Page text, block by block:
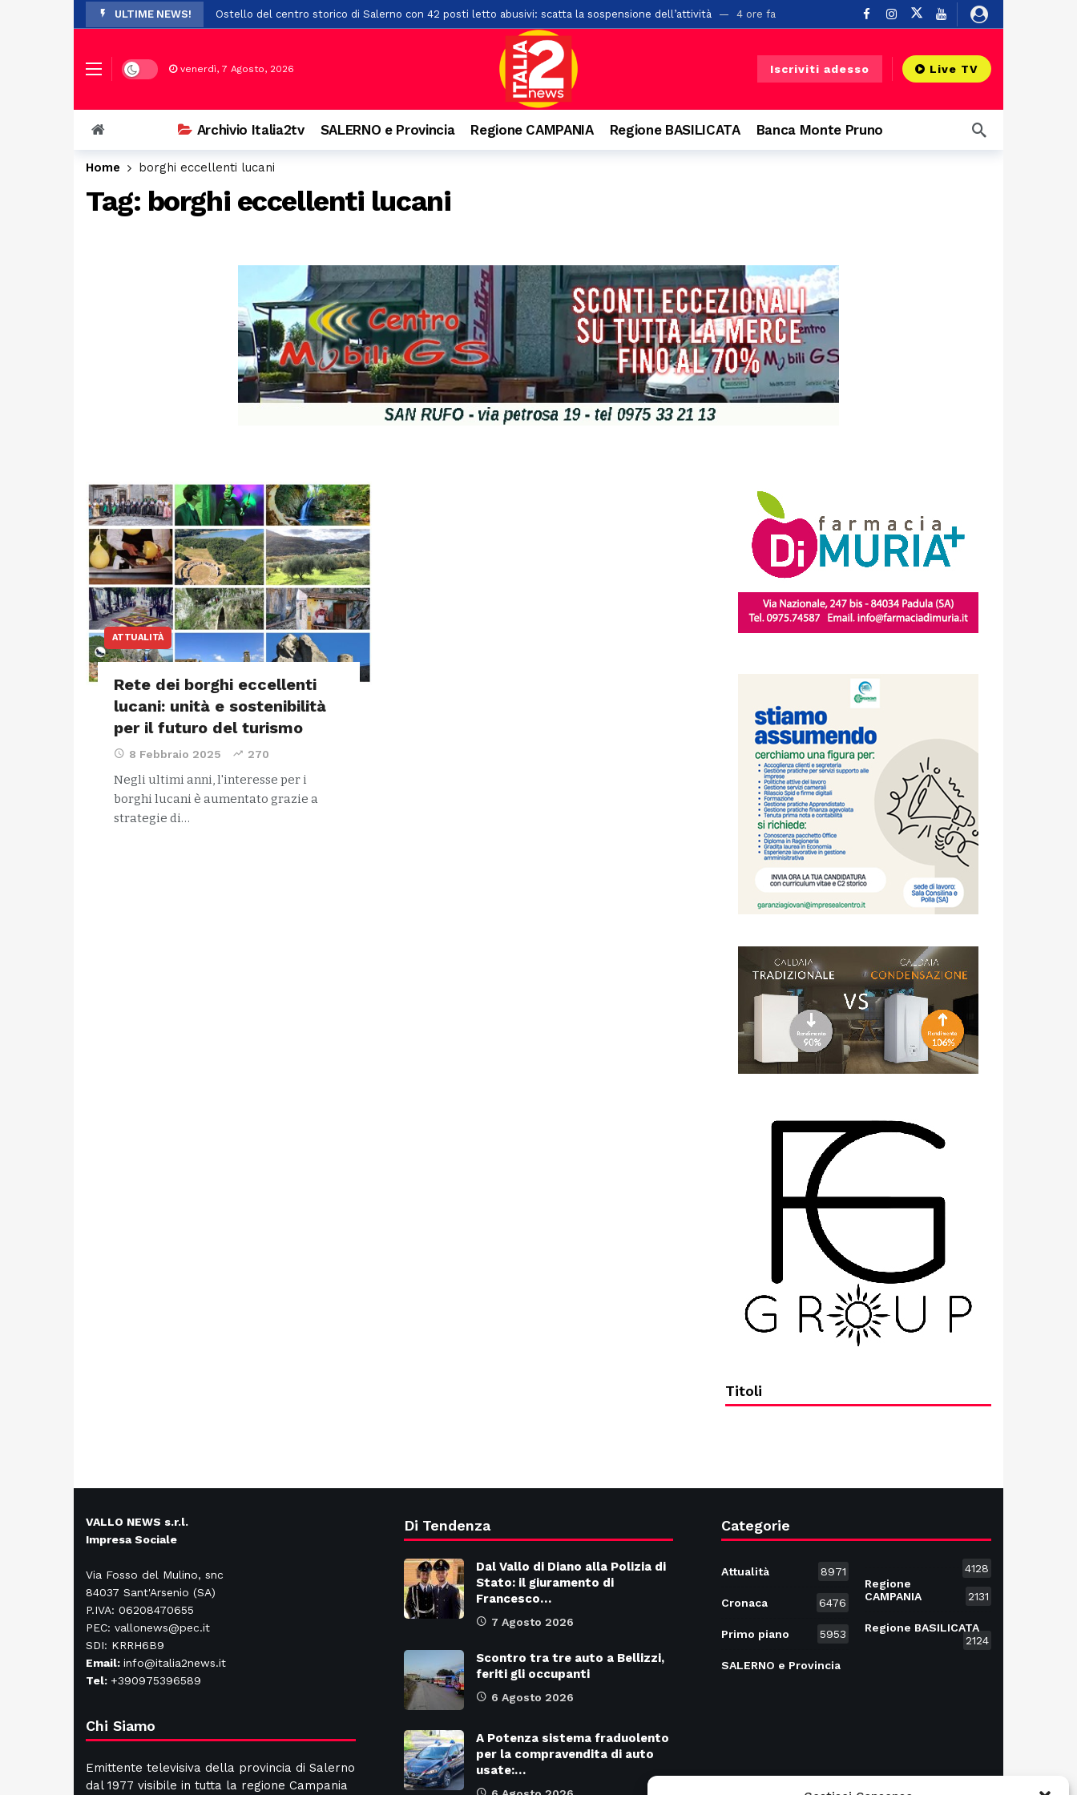
ULTIME NEWS! Ostello del centro storico di Salerno con 42 posti letto abusivi: scatta la sospensione dell’attività 4 ore fa
Addio a Francesco Guccini: il cantautore della schiena dritta e quella campana arrivata dal Vallo di Diano
Prodotti non sicuri, sequestrati oltre 2mila articoli nel potentino: otto commercianti segnalati
Vasto incendio a San Chirico. Denunciato 63enne: ha acceso il fuoco per bruciare un nido di vespe
Auto si ribalta più volte nella rotatoria a Pontecagnano: un giovane finisce in ospedale
Esodo di Ferragosto, traffico da bollino nero sulla A2 e sulle strade campane
Dark mode venerdì, 7 Agosto, 2026 Iscriviti adesso Live TV
Archivio Italia2tv SALERNO e Provincia Regione CAMPANIA Regione BASILICATA Banca Monte Pruno
Home borghi eccellenti lucani
Tag: borghi eccellenti lucani
ATTUALITÀ
Rete dei borghi eccellenti
lucani: unità e sostenibilità
per il futuro del turismo
8 Febbraio 2025 270
Negli ultimi anni, l'interesse per i
borghi lucani è aumentato grazie a
strategie di…
Titoli
VALLO NEWS s.r.l.
Impresa Sociale
Via Fosso del Mulino, snc
84037 Sant'Arsenio (SA)
P.IVA: 06208470655
PEC: vallonews@pec.it
SDI: KRRH6B9
Email: info@italia2news.it
Tel: +390975396589
Chi Siamo
Emittente televisiva della provincia di Salerno
dal 1977 visibile in tutta la regione Campania
Di Tendenza
Dal Vallo di Diano alla Polizia di
Stato: il giuramento di
Francesco…
7 Agosto 2026
Scontro tra tre auto a Bellizzi,
feriti gli occupanti
6 Agosto 2026
A Potenza sistema fraduolento
per la compravendita di auto
usate:…
Categorie
Attualità 8971
Cronaca 6476
Primo piano 5953
SALERNO e Provincia
4128
Regione
CAMPANIA
2131
Regione BASILICATA
2124